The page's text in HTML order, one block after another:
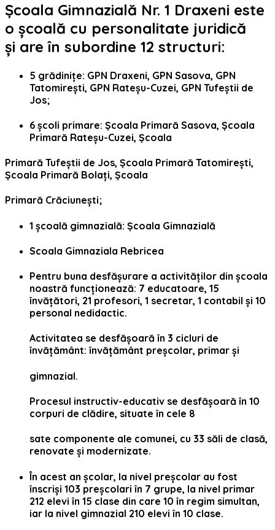
Școala Gimnazială Nr. 1 Draxeni este
o școală cu personalitate juridică
și are în subordine 12 structuri:
5 grădinițe: GPN Draxeni, GPN Sasova, GPN
Tatomirești, GPN Rateșu-Cuzei, GPN Tufeștii de
Jos;
6 școli primare: Școala Primară Sasova, Școala
Primară Rateșu-Cuzei, Școala
Primară Tufeștii de Jos, Școala Primară Tatomirești,
Școala Primară Bolați, Școala
Primară Crăciunești;
1 școală gimnazială: Școala Gimnazială
Scoala Gimnaziala Rebricea
Pentru buna desfășurare a activităților din școala
noastră funcționează: 7 educatoare, 15
învățători, 21 profesori, 1 secretar, 1 contabil și 10
personal nedidactic.
Activitatea se desfășoară în 3 cicluri de
învățământ: învățământ preșcolar, primar și
gimnazial.
Procesul instructiv-educativ se desfășoară în 10
corpuri de clădire, situate în cele 8
sate componente ale comunei, cu 33 săli de clasă,
renovate și modernizate.
În acest an școlar, la nivel preșcolar au fost
înscriși 103 preșcolari în 7 grupe, la nivel primar
212 elevi în 15 clase din care 10 în regim simultan,
iar la nivel gimnazial 210 elevi în 10 clase.